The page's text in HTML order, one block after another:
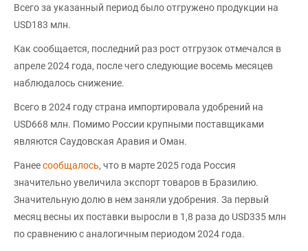
Всего за указанный период было отгружено продукции на
USD183 млн.
Как сообщается, последний раз рост отгрузок отмечался в
апреле 2024 года, после чего следующие восемь месяцев
наблюдалось снижение.
Всего в 2024 году страна импортировала удобрений на
USD668 млн. Помимо России крупными поставщиками
являются Саудовская Аравия и Оман.
Ранеесообщалось, что в марте 2025 года Россия
значительно увеличила экспорт товаров в Бразилию.
Значительную долю в нем заняли удобрения. За первый
месяц весны их поставки выросли в 1,8 раза до USD335 млн
по сравнению с аналогичным периодом 2024 года.